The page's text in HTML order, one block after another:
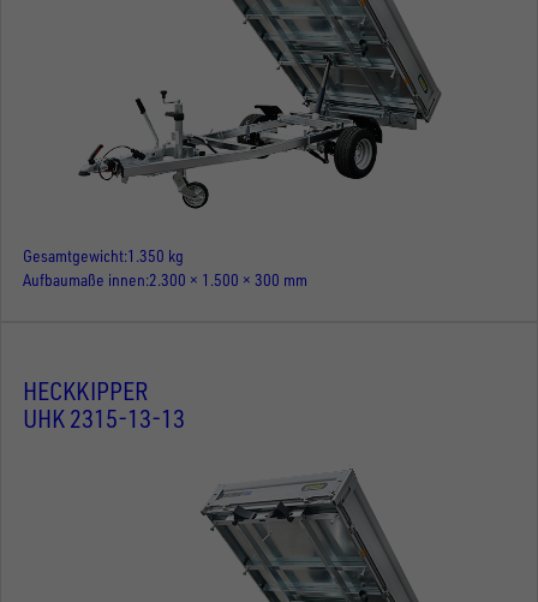
Gesamtgewicht 1.350 kg
Aufbaumaße innen 2.300 × 1.500 × 300 mm
HECKKIPPER
UHK 2315-13-13